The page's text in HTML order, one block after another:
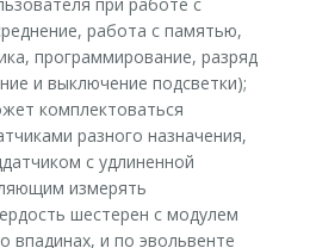
работа с памятью,
программирование, разряд
и выключение подсветки);
комплектоваться
разного назначения,
с удлиненной
измерять
шестерен с модулем
впадинах, и по эвольвенте